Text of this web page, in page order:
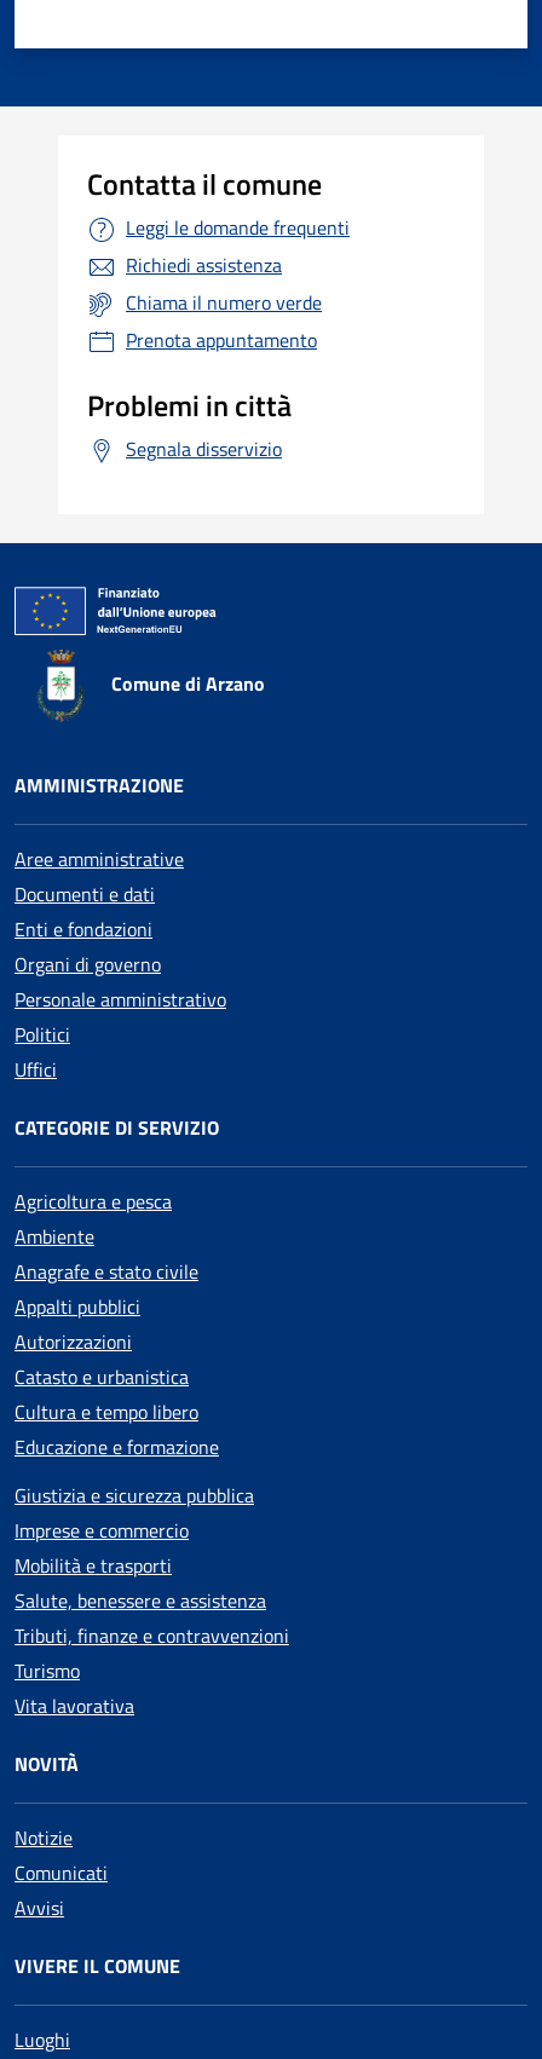
Contatta il comune
Leggi le domande frequenti
Richiedi assistenza
Chiama il numero verde
Prenota appuntamento
Problemi in città
Segnala disservizio
Comune di Arzano
AMMINISTRAZIONE
Aree amministrative
Documenti e dati
Enti e fondazioni
Organi di governo
Personale amministrativo
Politici
Uffici
CATEGORIE DI SERVIZIO
Agricoltura e pesca
Ambiente
Anagrafe e stato civile
Appalti pubblici
Autorizzazioni
Catasto e urbanistica
Cultura e tempo libero
Educazione e formazione
Giustizia e sicurezza pubblica
Imprese e commercio
Mobilità e trasporti
Salute, benessere e assistenza
Tributi, finanze e contravvenzioni
Turismo
Vita lavorativa
NOVITÀ
Notizie
Comunicati
Avvisi
VIVERE IL COMUNE
Luoghi